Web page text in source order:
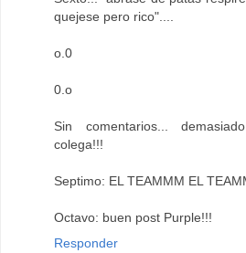
quejese pero rico"....
o.0
0.o
Sin comentarios...
colega!!!
Septimo: EL TEAMMM EL
Octavo: buen post Purple!!!
Responder